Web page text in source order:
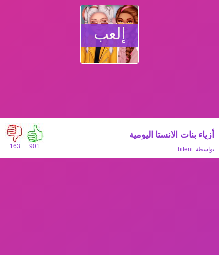
إلعب
163 901
أزياء بنات الانستا اليومية
بواسطة:bitent